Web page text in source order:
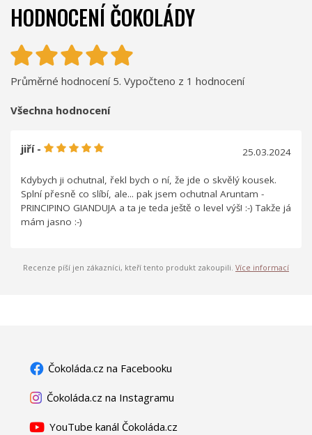
HODNOCENÍ ČOKOLÁDY
Průměrné hodnocení 5. Vypočteno z 1 hodnocení
Všechna hodnocení
jiří - 25.03.2024
Kdybych ji ochutnal, řekl bych o ní, že jde o skvělý kousek.
Splní přesně co slíbí, ale... pak jsem ochutnal Aruntam -
PRINCIPINO GIANDUJA a ta je teda ještě o level výš! :-) Takže já
mám jasno :-)
Recenze píší jen zákazníci, kteří tento produkt zakoupili. Více informací
Čokoláda.cz na Facebooku
Čokoláda.cz na Instagramu
YouTube kanál Čokoláda.cz